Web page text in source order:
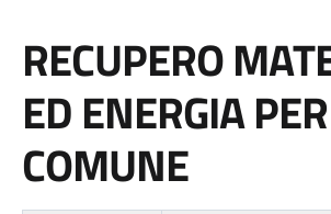
RECUPERO
ED ENERGIA PER
COMUNE